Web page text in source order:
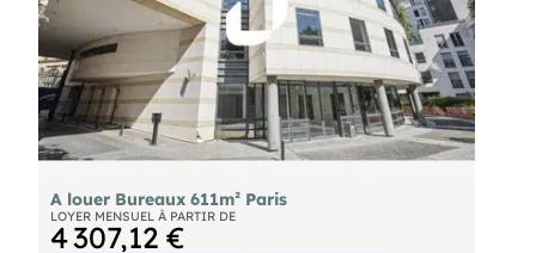
A louer Bureaux 611m² Paris
LOYER MENSUEL À PARTIR DE
4 307,12 €